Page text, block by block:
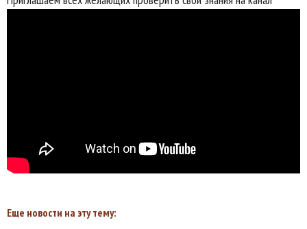
Еще новости на эту тему: